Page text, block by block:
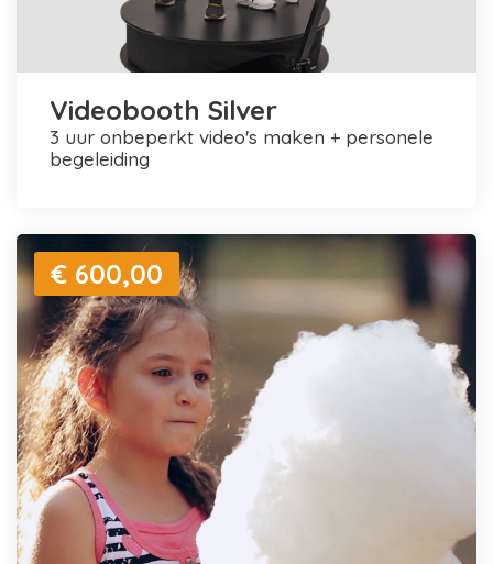
Videobooth Silver
3 uur onbeperkt video's maken + personele
begeleiding
€ 600,00